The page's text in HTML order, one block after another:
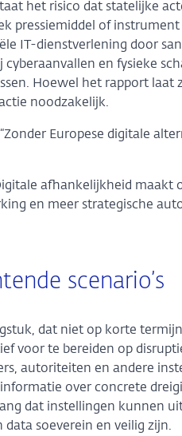
het risico dat statelijke
pressiemiddel of
IT-dienstverlening door
en fysieke
Hoewel het rapport laat
noodzakelijk.
Europese digitale
afhankelijkheid maakt
en meer strategische
scenario’s
dat niet op korte
voor te bereiden op
autoriteiten en andere
over concrete
dat instellingen kunnen
soeverein en veilig zijn.